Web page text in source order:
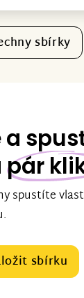
sbírky
a
pár
spustíte
sbírku